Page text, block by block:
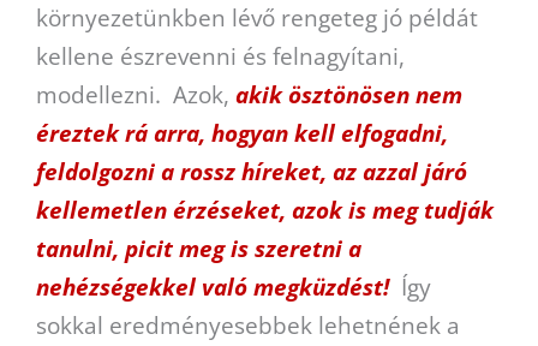
környezetünkben lévő rengeteg jó példát
kellene észrevenni és felnagyítani,
modellezni. Azok, akik ösztönösen nem
éreztek rá arra, hogyan kell elfogadni,
feldolgozni a rossz híreket, az azzal járó
kellemetlen érzéseket, azok is meg tudják
tanulni, picit meg is szeretni a
nehézségekkel való megküzdést! Így
sokkal eredményesebbek lehetnének a